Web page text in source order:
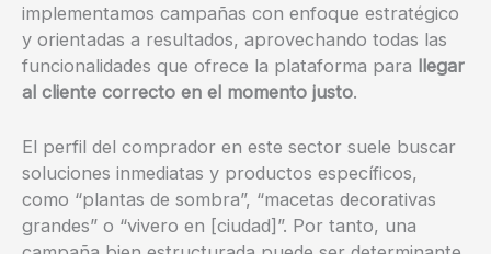
implementamos campañas con enfoque estratégico
y orientadas a resultados, aprovechando todas las
funcionalidades que ofrece la plataforma para llegar
al cliente correcto en el momento justo.
El perfil del comprador en este sector suele buscar
soluciones inmediatas y productos específicos,
como “plantas de sombra”, “macetas decorativas
grandes” o “vivero en [ciudad]”. Por tanto, una